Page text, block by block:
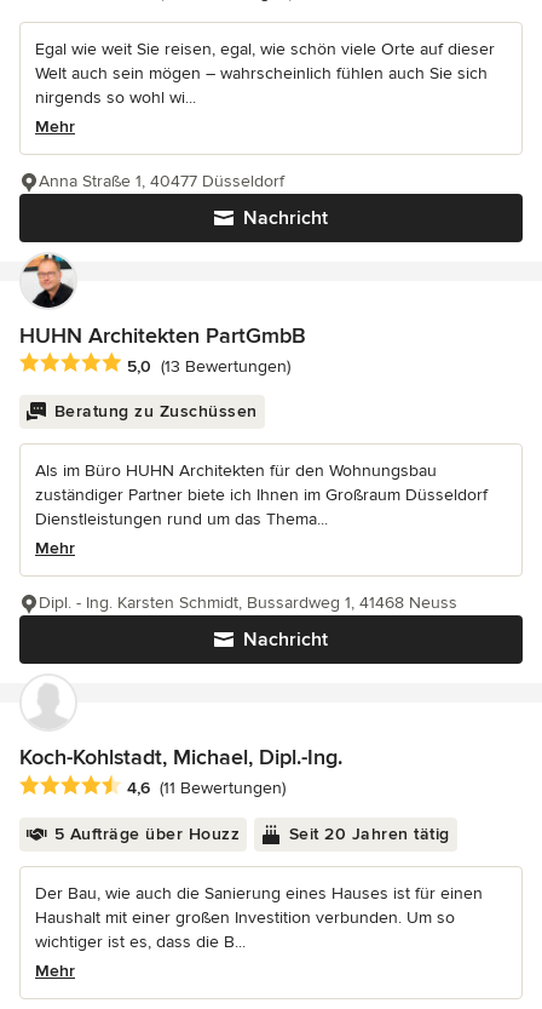
Egal wie weit Sie reisen, egal, wie schön viele Orte auf dieser
Welt auch sein mögen – wahrscheinlich fühlen auch Sie sich
nirgends so wohl wi...
Mehr
Nachricht
Anna Straße 1, 40477 Düsseldorf
HUHN Architekten PartGmbB
Durchschnittliche Bewertung: 5 von 5 Sternen
5,0 (13 Bewertungen)
Beratung zu Zuschüssen
Als im Büro HUHN Architekten für den Wohnungsbau
zuständiger Partner biete ich Ihnen im Großraum Düsseldorf
Dienstleistungen rund um das Thema...
Mehr
Nachricht
Dipl. - Ing. Karsten Schmidt, Bussardweg 1, 41468 Neuss
Koch-Kohlstadt, Michael, Dipl.-Ing.
Durchschnittliche Bewertung: 4.6 von 5 Sternen
4,6 (11 Bewertungen)
5 Aufträge über Houzz Seit 20 Jahren tätig
Der Bau, wie auch die Sanierung eines Hauses ist für einen
Haushalt mit einer großen Investition verbunden. Um so
wichtiger ist es, dass die B...
Mehr